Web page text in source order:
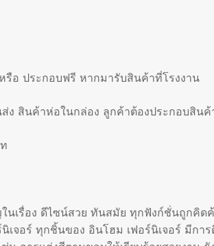
อ ประกอบฟรี หากมารับสินค้าที่โรงงาน
ง สินค้าห่อในกล่อง ลูกค้าต้องประกอบสินค้
เรื่อง ดีไซน์สวย ทันสมัย ทุกฟังก์ชั่นถูกคิด
จอร์ ทุกชิ้นของ อินโฮม เฟอร์นิเจอร์ มีก